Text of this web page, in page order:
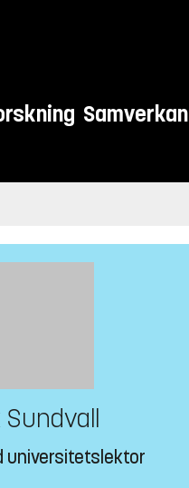
Samverkan
Sundvall
universitetslektor